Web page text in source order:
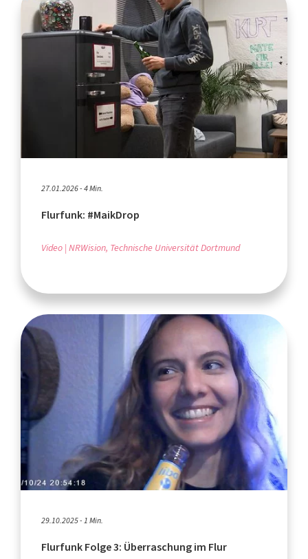
27.01.2026 - 4 Min.
Flurfunk: #MaikDrop
Video NRWision, Technische Universität Dortmund
29.10.2025 - 1 Min.
Flurfunk Folge 3: Überraschung im Flur